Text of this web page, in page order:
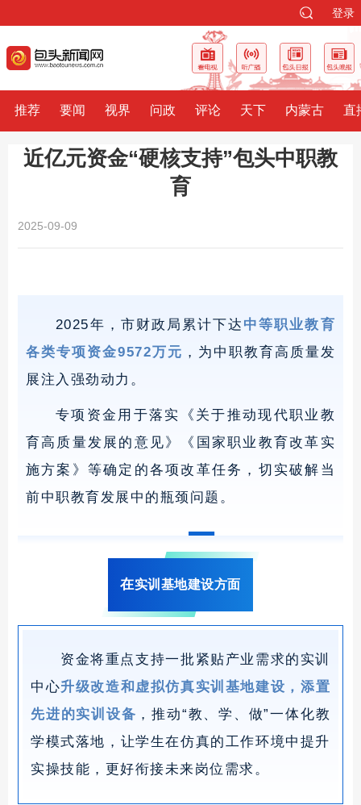
登录
推荐 要闻 视界 问政 评论 天下 内蒙古 直
近亿元资金“硬核支持”包头中职教
育
2025-09-09
2025年，市财政局累计下达 中等职业教育
各类专项资金9572万元 ，为中职教育高质量发
展注入强劲动力。
专项资金用于落实《关于推动现代职业教
育高质量发展的意见》《国家职业教育改革实
施方案》等确定的各项改革任务，切实破解当
前中职教育发展中的瓶颈问题。
在实训基地建设方面
资金将重点支持一批紧贴产业需求的实训
中心升级改造和虚拟仿真实训基地建设 ，添置
先进的实训设备 ，推动“教、学、做”一体化教
学模式落地，让学生在仿真的工作环境中提升
实操技能，更好衔接未来岗位需求。